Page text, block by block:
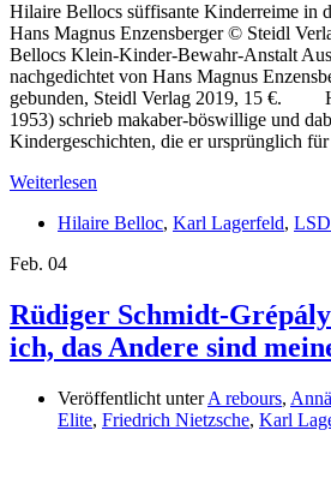
Hilaire Bellocs süffisante Kinderreime in
Hans Magnus Enzensberger © Steidl
Bellocs Klein-Kinder-Bewahr-Anstalt
nachgedichtet von Hans Magnus
gebunden, Steidl Verlag 2019, 15 €.
1953) schrieb makaber-böswillige und
Kindergeschichten, die er ursprünglich
Weiterlesen
Hilaire Belloc, Karl Lagerfeld,
Feb. 04
Rüdiger Schmidt-
ich, das Andere sind
Veröffentlicht unterA rebours,
Elite, Friedrich Nietzsche, Karl